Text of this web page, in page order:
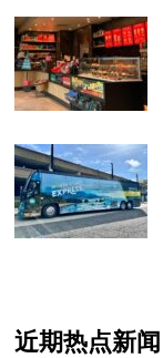
近期热点新闻